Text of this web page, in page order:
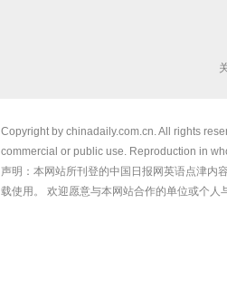
Copyright by chinadaily.com.cn. All rights
commercial or public use. Reproduction in
声明：本网站所刊登的中国日报网英语点津内
载使用。 欢迎愿意与本网站合作的单位或个人